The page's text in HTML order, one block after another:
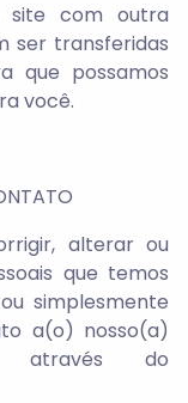
site com outra
ser transferidas
que possamos
você.
alterar ou
que temos
simplesmente
a(o) nosso(a)
através do